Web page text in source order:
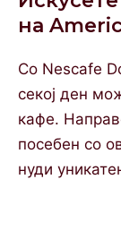
на
Со Nescafe
секој ден
кафе.
посебен со
нуди